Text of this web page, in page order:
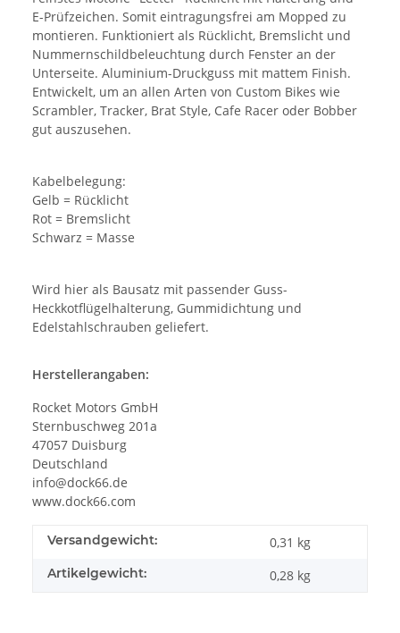
E-Prüfzeichen. Somit eintragungsfrei am Mopped zu
montieren. Funktioniert als Rücklicht, Bremslicht und
Nummernschildbeleuchtung durch Fenster an der
Unterseite. Aluminium-Druckguss mit mattem Finish.
Entwickelt, um an allen Arten von Custom Bikes wie
Scrambler, Tracker, Brat Style, Cafe Racer oder Bobber
gut auszusehen.
Kabelbelegung:
Gelb = Rücklicht
Rot = Bremslicht
Schwarz = Masse
Wird hier als Bausatz mit passender Guss-
Heckkotflügelhalterung, Gummidichtung und
Edelstahlschrauben geliefert.
Herstellerangaben:
Rocket Motors GmbH
Sternbuschweg 201a
47057 Duisburg
Deutschland
info@dock66.de
www.dock66.com
Versandgewicht: 0,31 kg
Artikelgewicht: 0,28 kg